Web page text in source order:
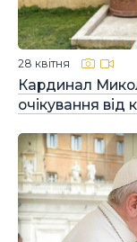
Кардинал
очікування від
28 квітня